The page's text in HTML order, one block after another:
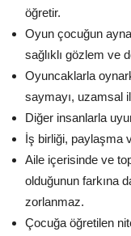
öğretir.
Oyun çocuğun
sağlıklı gözlem ve
Oyuncaklarla
saymayı, uzamsal
Diğer insanlarla
İş birliği, paylaşma
Aile içerisinde ve
olduğunun farkına
zorlanmaz.
Çocuğa öğretilen